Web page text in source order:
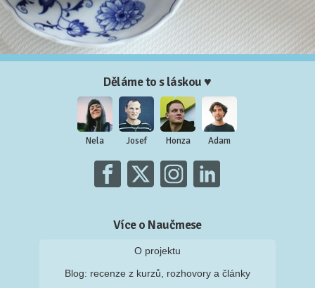
Děláme to s láskou ♥
Nela Josef Honza Adam
Více o Naučmese
O projektu
Blog: recenze z kurzů, rozhovory a články